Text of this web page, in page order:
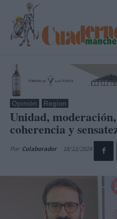
Opinión Region
Unidad,
coherencia y
Por Colaborador 18/12/2024